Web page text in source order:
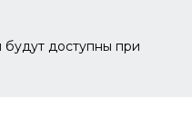
будут доступны при